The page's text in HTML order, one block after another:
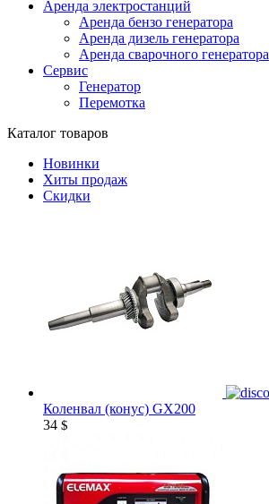
Аренда электростанций
Аренда бензо генератора
Аренда дизель генератора
Аренда сварочного генератора
Сервис
Генератор
Перемотка
Каталог товаров
Новинки
Хиты продаж
Скидки
Коленвал (конус) GX200
34 $